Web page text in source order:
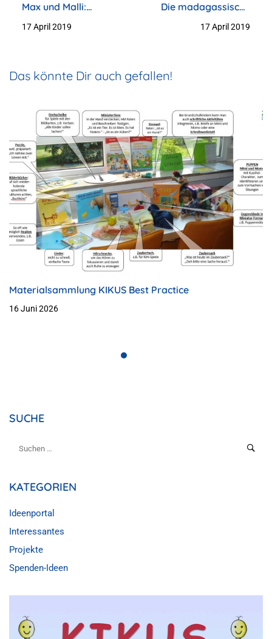
Max und Malli:
Wohnen
17 April 2019
Die madagassische
Sprache
17 April 2019
Das könnte Dir auch gefallen!
Materialsammlung KIKUS Best Practice
16 Juni 2026
SUCHE
KATEGORIEN
Ideenportal
Interessantes
Projekte
Spenden-Ideen